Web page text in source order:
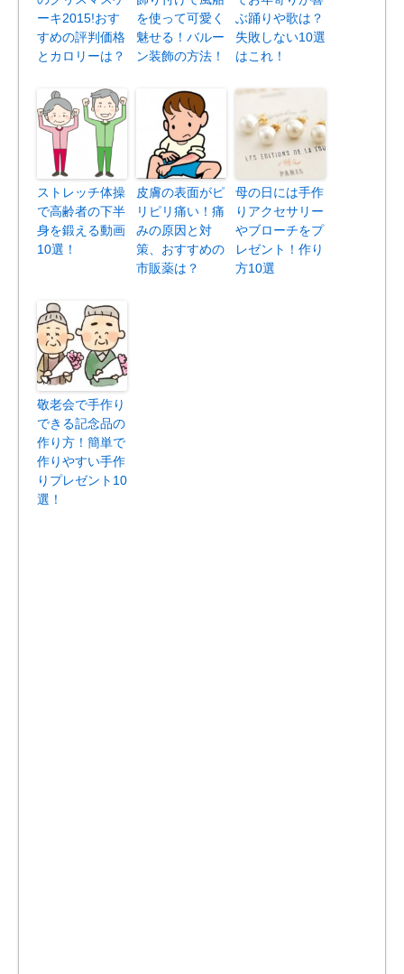
ーキ2015!おす
すめの評判価格
とカロリーは？
を使って可愛く
魅せる！バルー
ン装飾の方法！
ぶ踊りや歌は？
失敗しない10選
はこれ！
ストレッチ体操
で高齢者の下半
身を鍛える動画
10選！
皮膚の表面がピ
リピリ痛い！痛
みの原因と対
策、おすすめの
市販薬は？
母の日には手作
りアクセサリー
やブローチをプ
レゼント！作り
方10選
敬老会で手作り
できる記念品の
作り方！簡単で
作りやすい手作
りプレゼント10
選！